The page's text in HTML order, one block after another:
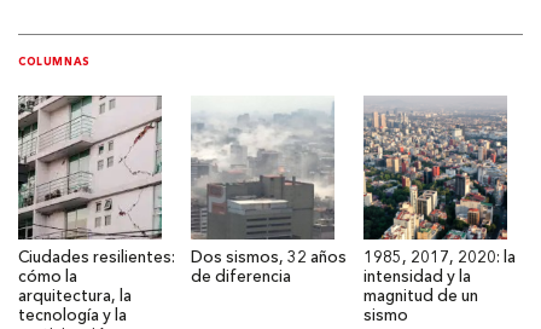
COLUMNAS
Ciudades resilientes:
cómo la
arquitectura, la
tecnología y la
Dos sismos, 32 años
de diferencia
1985, 2017, 2020: la
intensidad y la
magnitud de un
sismo